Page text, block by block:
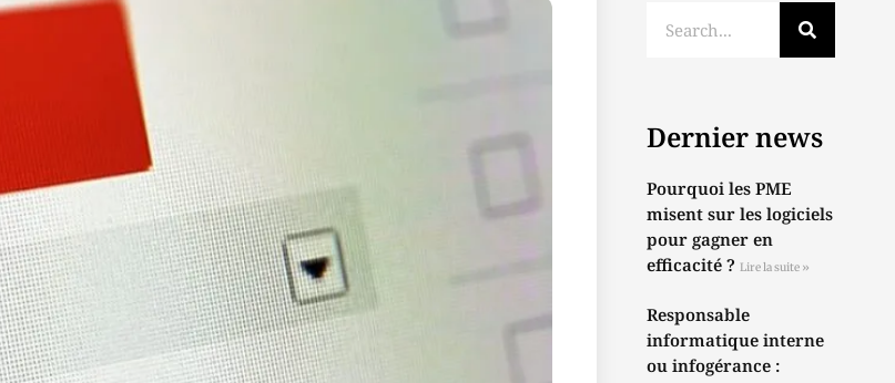
Dernier news
Pourquoi les PME
misent sur les logiciels
pour gagner en
efficacité ?Lire la suite »
Responsable
informatique interne
ou infogérance :